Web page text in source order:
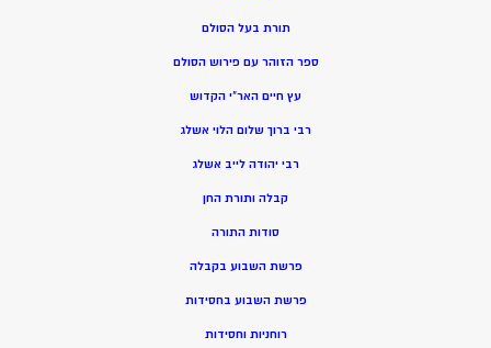
תורת בעל הסולם
ספר הזוהר עם פירוש הסולם
עץ חיים האר”י הקדוש
רבי ברוך שלום הלוי אשלג
רבי יהודה לייב אשלג
קבלה ותורת החן
סודות התורה
פרשת השבוע בקבלה
פרשת השבוע בחסידות
רוחניות וחסידות